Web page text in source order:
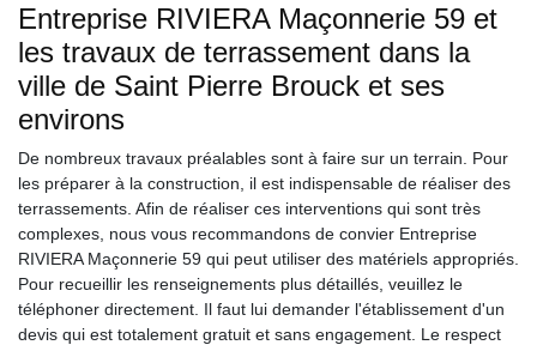
Entreprise RIVIERA Maçonnerie 59 et
les travaux de terrassement dans la
ville de Saint Pierre Brouck et ses
environs
De nombreux travaux préalables sont à faire sur un terrain. Pour
les préparer à la construction, il est indispensable de réaliser des
terrassements. Afin de réaliser ces interventions qui sont très
complexes, nous vous recommandons de convier Entreprise
RIVIERA Maçonnerie 59 qui peut utiliser des matériels appropriés.
Pour recueillir les renseignements plus détaillés, veuillez le
téléphoner directement. Il faut lui demander l'établissement d'un
devis qui est totalement gratuit et sans engagement. Le respect